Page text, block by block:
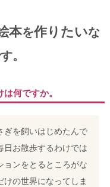
本を作りたいな
。
何ですか。
ぎを飼いはじめたんで
日お散歩するわけでは
ョンをとるところがな
の世界になってしま